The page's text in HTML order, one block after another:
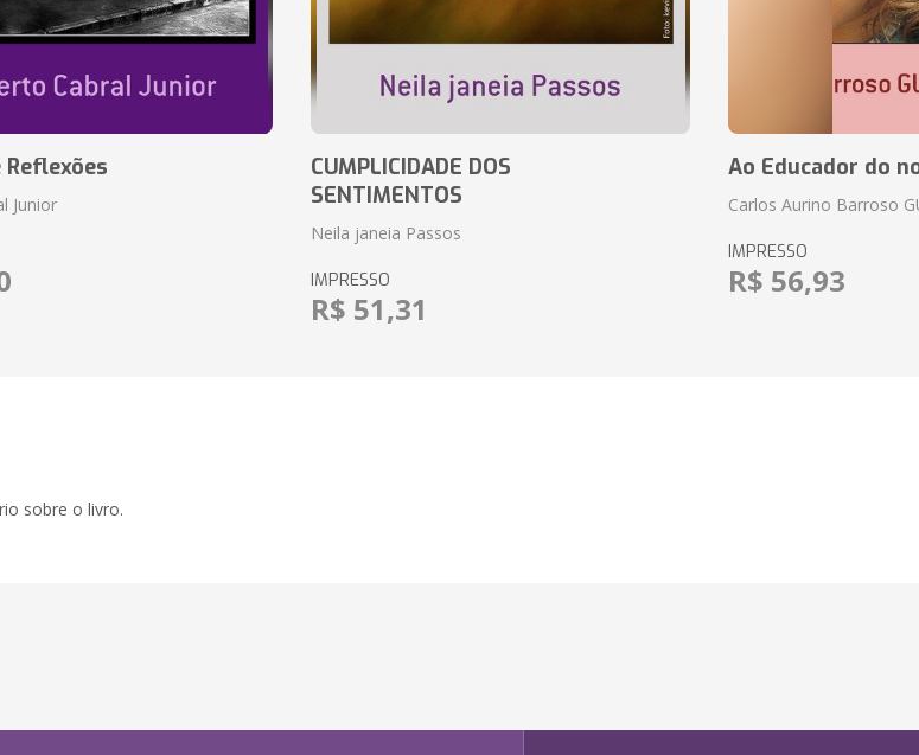
Reflexões
Junior
CUMPLICIDADE DOS
SENTIMENTOS
Neila janeia Passos
IMPRESSO
R$ 51,31
Ao Educador do
Carlos Aurino Barroso
IMPRESSO
R$ 56,93
sobre o livro.